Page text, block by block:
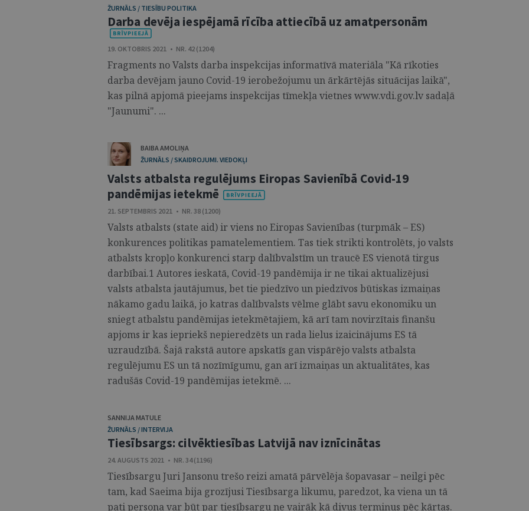
ŽURNĀLS / TIESĪBU POLITIKA
Darba devēja iespējamā rīcība attiecībā uz amatpersonām
19. OKTOBRIS 2021 • NR. 42 (1204)
Fragments no Valsts darba inspekcijas informatīvā materiāla "Kā rīkoties
darba devējam jauno Covid-19 ierobežojumu un ārkārtējās situācijas laikā",
kas pilnā apjomā pieejams inspekcijas tīmekļa vietnes www.vdi.gov.lv sadaļā
"Jaunumi". ...
BAIBA AMOLIŅA
ŽURNĀLS / SKAIDROJUMI. VIEDOKĻI
Valsts atbalsta regulējums Eiropas Savienībā Covid-19
pandēmijas ietekmē
21. SEPTEMBRIS 2021 • NR. 38 (1200)
Valsts atbalsts (state aid) ir viens no Eiropas Savienības (turpmāk – ES)
konkurences politikas pamatelementiem. Tas tiek strikti kontrolēts, jo valsts
atbalsts kropļo konkurenci starp dalībvalstīm un traucē ES vienotā tirgus
darbībai.1 Autores ieskatā, Covid-19 pandēmija ir ne tikai aktualizējusi
valsts atbalsta jautājumus, bet tie piedzīvo un piedzīvos būtiskas izmaiņas
nākamo gadu laikā, jo katras dalībvalsts vēlme glābt savu ekonomiku un
sniegt atbalstu pandēmijas ietekmētajiem, kā arī tam novirzītais finanšu
apjoms ir kas iepriekš nepieredzēts un rada lielus izaicinājums ES tā
uzraudzībā. Šajā rakstā autore apskatīs gan vispārējo valsts atbalsta
regulējumu ES un tā nozīmīgumu, gan arī izmaiņas un aktualitātes, kas
radušās Covid-19 pandēmijas ietekmē. ...
SANNIJA MATULE
ŽURNĀLS / INTERVIJA
Tiesībsargs: cilvēktiesības Latvijā nav iznīcinātas
24. AUGUSTS 2021 • NR. 34 (1196)
Tiesībsargu Juri Jansonu trešo reizi amatā pārvēlēja šopavasar – neilgi pēc
tam, kad Saeima bija grozījusi Tiesībsarga likumu, paredzot, ka viena un tā
pati persona var būt par tiesībsargu ne vairāk kā divus termiņus pēc kārtas.